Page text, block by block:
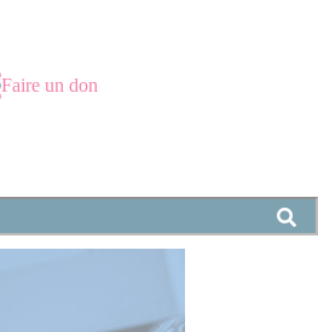
Faire un don